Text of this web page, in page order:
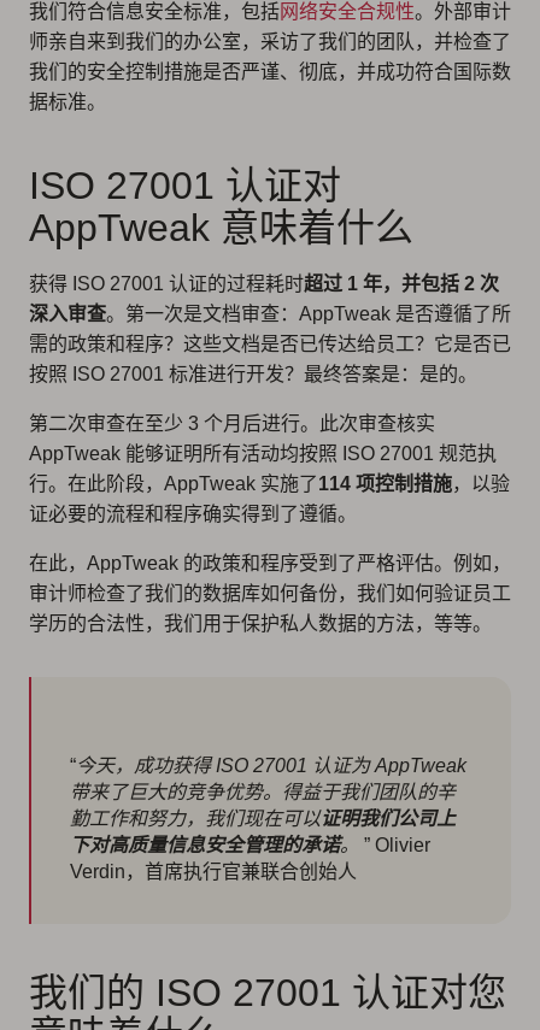
我们符合信息安全标准，包括网络安全合规性。外部审计
师亲自来到我们的办公室，采访了我们的团队，并检查了
我们的安全控制措施是否严谨、彻底，并成功符合国际数
据标准。
ISO 27001 认证对
AppTweak 意味着什么
获得 ISO 27001 认证的过程耗时超过 1 年，并包括 2 次
深入审查。第一次是文档审查：AppTweak 是否遵循了所
需的政策和程序？这些文档是否已传达给员工？它是否已
按照 ISO 27001 标准进行开发？最终答案是：是的。
第二次审查在至少 3 个月后进行。此次审查核实
AppTweak 能够证明所有活动均按照 ISO 27001 规范执
行。在此阶段，AppTweak 实施了114 项控制措施，以验
证必要的流程和程序确实得到了遵循。
在此，AppTweak 的政策和程序受到了严格评估。例如，
审计师检查了我们的数据库如何备份，我们如何验证员工
学历的合法性，我们用于保护私人数据的方法，等等。
“今天，成功获得 ISO 27001 认证为 AppTweak
带来了巨大的竞争优势。得益于我们团队的辛
勤工作和努力，我们现在可以证明我们公司上
下对高质量信息安全管理的承诺。 ” Olivier
Verdin，首席执行官兼联合创始人
我们的 ISO 27001 认证对您